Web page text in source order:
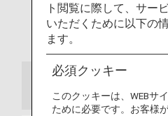
無料手荷物許容量を超える
合、別途、超過手荷物料金
「超過手荷物料金」をご確
ト閲覧に際して、サー
いただくために以下の
ます。
必須クッキー
このクッキーは、WEBサ
ために必要です。お客様